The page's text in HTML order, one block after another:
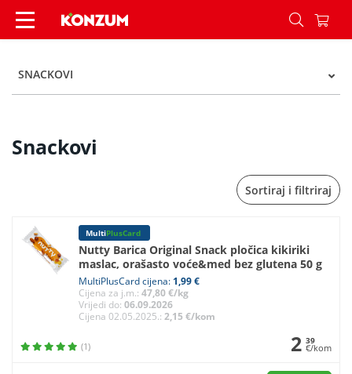
Snackovi - Kategorije - Konzum
SNACKOVI
Snackovi
Sortiraj i filtriraj
MultiPlusCard
Nutty Barica Original Snack pločica kikiriki
maslac, orašasto voće&med bez glutena 50 g
MultiPlusCard cijena: 1,99 €
Cijena za j.m.: 47,80 €/kg
Vrijedi do: 06.09.2026
Cijena 02.05.2025.: 2,15 €/kom
(1) 2 39
€/kom